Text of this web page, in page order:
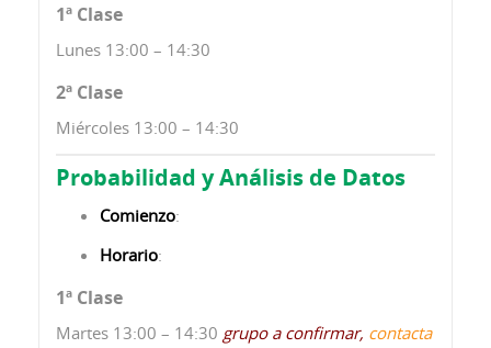
1ª Clase
Lunes 13:00 – 14:30
2ª Clase
Miércoles 13:00 – 14:30
Probabilidad y Análisis de Datos
Comienzo:
Horario:
1ª Clase
Martes 13:00 – 14:30 grupo a confirmar, contacta